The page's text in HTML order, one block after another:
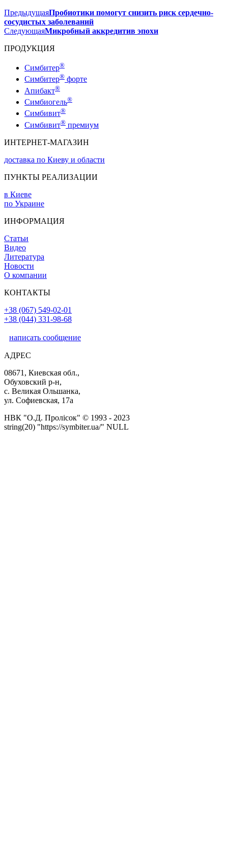
ПредыдущаяПробиотики помогут снизить риск сердечно-
сосудистых заболеваний
СледующаяМикробный аккредитив эпохи
ПРОДУКЦИЯ
Симбитер®
Симбитер® форте
Апибакт®
Симбиогель®
Симбивит®
Симбивит® премиум
ИНТЕРНЕТ-МАГАЗИН
доставка по Киеву и области
ПУНКТЫ РЕАЛИЗАЦИИ
в Киеве
по Украине
ИНФОРМАЦИЯ
Статьи
Видео
Литература
Новости
О компании
КОНТАКТЫ
+38 (067) 549-02-01
+38 (044) 331-98-68
написать сообщение
АДРЕС
08671, Киевская обл.,
Обуховский р-н,
с. Великая Ольшанка,
ул. Софиевская, 17а
НВК "О.Д. Пролісок" © 1993 - 2023
string(20) "https://symbiter.ua/" NULL